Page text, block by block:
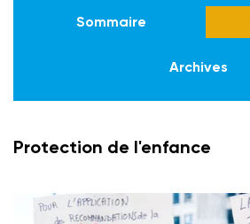
Sommaire
Archives
Protection de l'enfance